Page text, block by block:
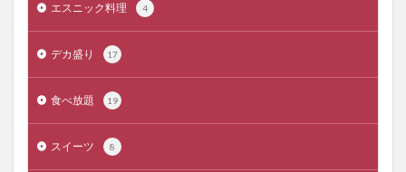
エスニック料理 4
デカ盛り 17
食べ放題 19
スイーツ 8